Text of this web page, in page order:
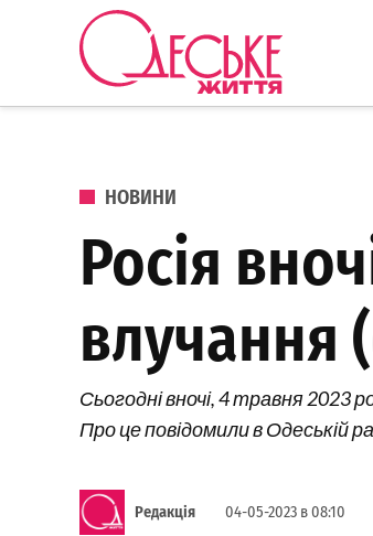
Перейти до вмісту
ОПУБЛІКОВАНО В
НОВИНИ
Росія
влучання
Сьогодні вночі, 4 травня 2023
Про це повідомили в Одеській
Редакція 04-05-2023 в 08:10